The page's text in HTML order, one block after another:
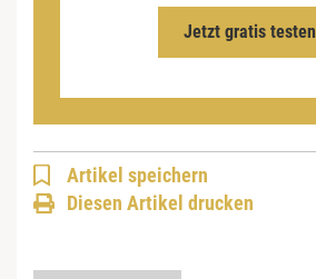
Jetzt gratis testen
Artikel speichern
Diesen Artikel drucken